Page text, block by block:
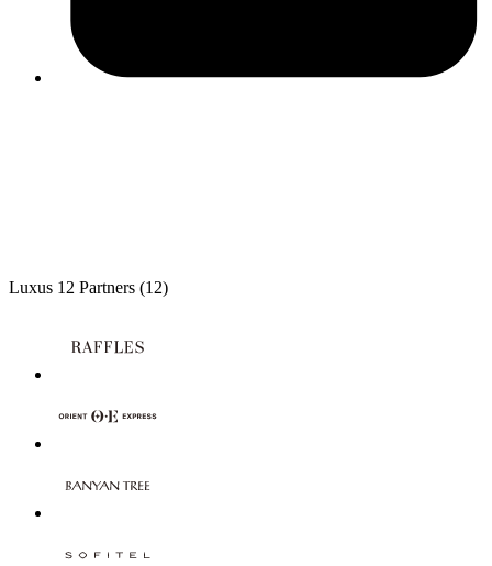
Luxus 12 Partners (12)